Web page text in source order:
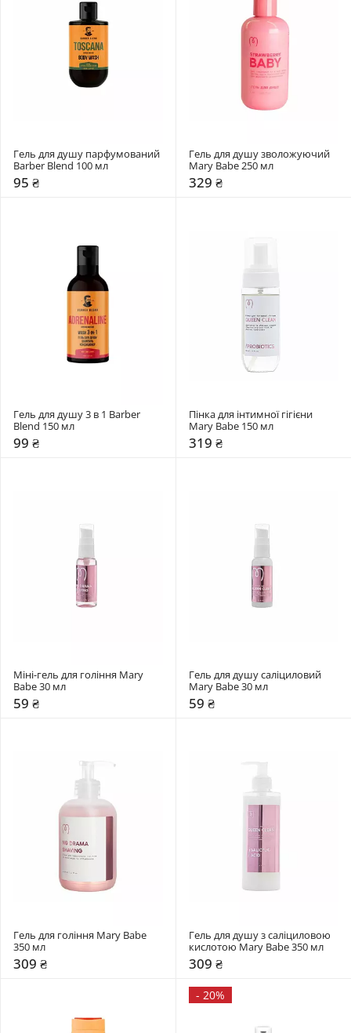
Гель для душу парфумований
Barber Blend 100 мл
95 ₴
Гель для душу зволожуючий
Mary Babe 250 мл
329 ₴
Гель для душу 3 в 1 Barber
Blend 150 мл
99 ₴
Пінка для інтимної гігієни
Mary Babe 150 мл
319 ₴
Міні-гель для гоління Mary
Babe 30 мл
59 ₴
Гель для душу саліциловий
Mary Babe 30 мл
59 ₴
Гель для гоління Mary Babe
350 мл
309 ₴
Гель для душу з саліциловою
кислотою Mary Babe 350 мл
309 ₴
- 20%